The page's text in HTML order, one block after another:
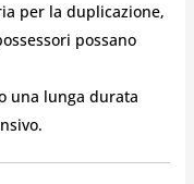
per la duplicazione,
possano
una lunga durata